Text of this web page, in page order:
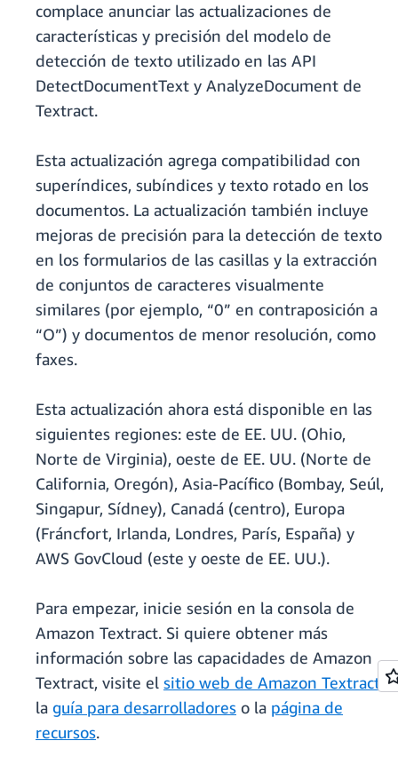
complace anunciar las actualizaciones de
características y precisión del modelo de
detección de texto utilizado en las API
DetectDocumentText y AnalyzeDocument de
Textract.
Esta actualización agrega compatibilidad con
superíndices, subíndices y texto rotado en los
documentos. La actualización también incluye
mejoras de precisión para la detección de texto
en los formularios de las casillas y la extracción
de conjuntos de caracteres visualmente
similares (por ejemplo, “0” en contraposición a
“O”) y documentos de menor resolución, como
faxes.
Esta actualización ahora está disponible en las
siguientes regiones: este de EE. UU. (Ohio,
Norte de Virginia), oeste de EE. UU. (Norte de
California, Oregón), Asia-Pacífico (Bombay, Seúl,
Singapur, Sídney), Canadá (centro), Europa
(Fráncfort, Irlanda, Londres, París, España) y
AWS GovCloud (este y oeste de EE. UU.).
Para empezar, inicie sesión en la consola de
Amazon Textract. Si quiere obtener más
información sobre las capacidades de Amazon
Textract, visite el sitio web de Amazon Textract
la guía para desarrolladores o la página de
recursos.